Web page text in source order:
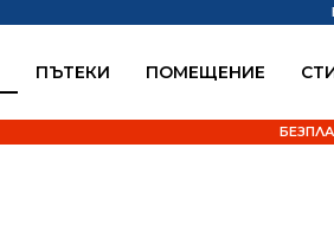
ПЪТЕКИ ПОМЕЩЕНИЕ